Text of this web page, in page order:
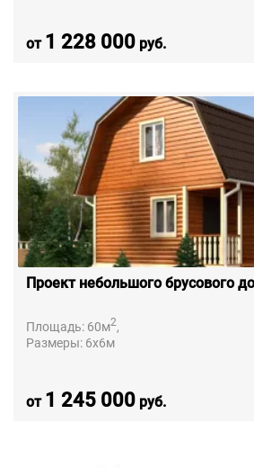
от 1 228 000 руб.
Проект небольшого брусового
Площадь: 60м2,
Размеры: 6х6м
от 1 245 000 руб.